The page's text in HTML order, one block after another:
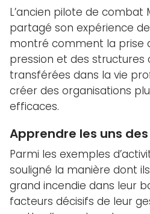
L’ancien pilote de combat
partagé son expérience de
montré comment la prise
pression et des structures
transférées dans la vie
créer des organisations
efficaces.
Apprendre les uns
Parmi les exemples
souligné la manière dont
grand incendie dans leur
facteurs décisifs de leur